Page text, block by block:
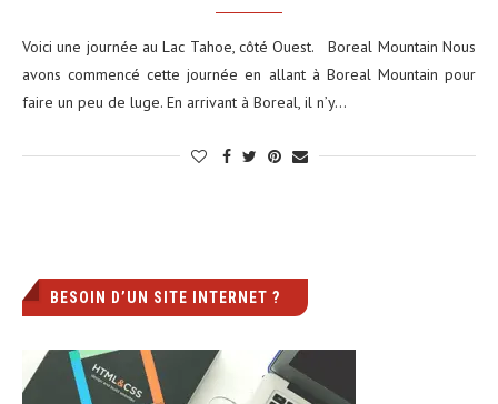
Voici une journée au Lac Tahoe, côté Ouest. Boreal Mountain Nous
avons commencé cette journée en allant à Boreal Mountain pour
faire un peu de luge. En arrivant à Boreal, il n’y…
BESOIN D’UN SITE INTERNET ?